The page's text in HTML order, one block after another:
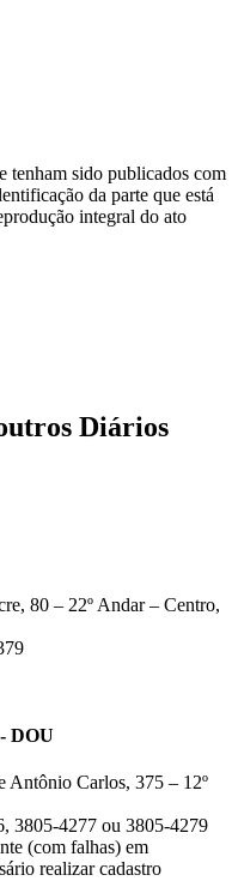
tenham sido publicados com
da parte que está
integral do ato
Diários
80 – 22º Andar – Centro,
DOU
Antônio Carlos, 375 – 12º
3805-4277 ou 3805-4279
(com falhas) em
realizar cadastro